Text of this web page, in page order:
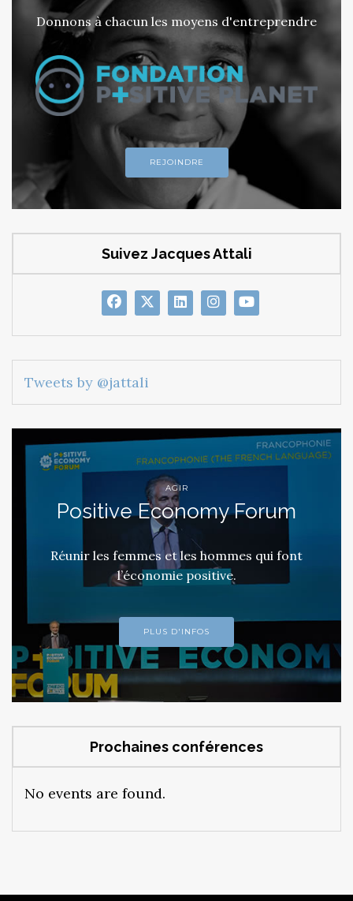
Donnons à chacun les moyens d'entreprendre
REJOINDRE
Suivez Jacques Attali
Tweets by @jattali
AGIR
Positive Economy Forum
Réunir les femmes et les hommes qui font
l’économie positive.
PLUS D'INFOS
Prochaines conférences
No events are found.